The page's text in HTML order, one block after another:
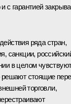
с гарантией
ряда стран,
санкции,
в целом
решают стоящие
торговли,